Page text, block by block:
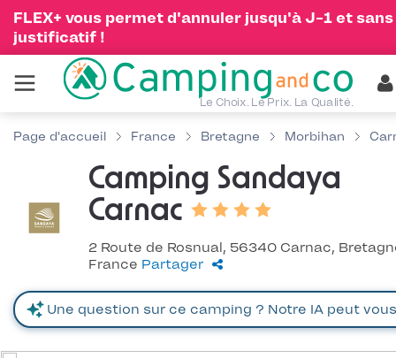
FLEX+ vous permet d'annuler jusqu'à J-1 et sans
justificatif !
Le Choix. Le Prix. La Qualité.
Page d'accueil France Bretagne Morbihan
Camping Sandaya
Carnac
2 Route de Rosnual, 56340 Carnac,
France Partager